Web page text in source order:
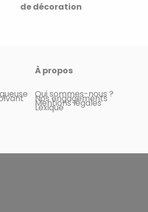
de décoration
À propos
Qui sommes-nous ?
Nos engagements
Mentions légales
Lexique